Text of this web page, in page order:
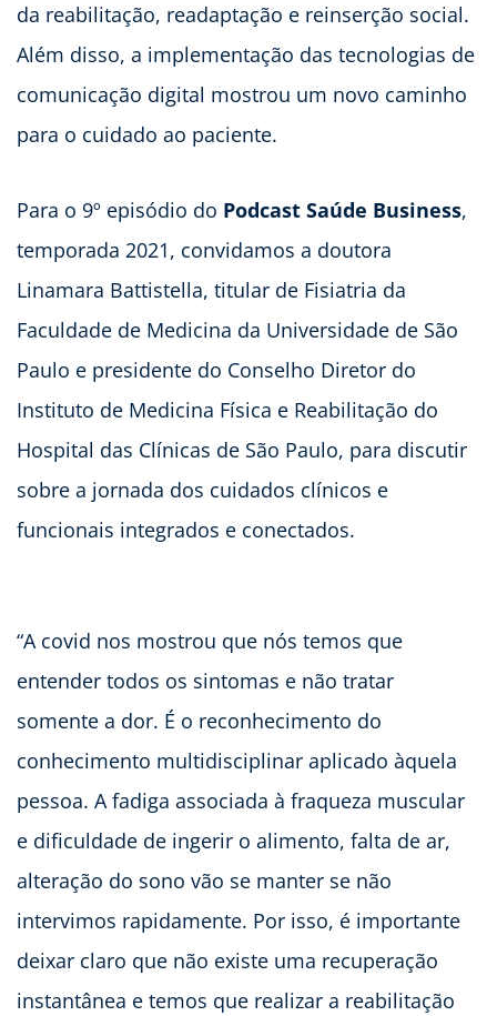
da reabilitação, readaptação e reinserção social.
Além disso, a implementação das tecnologias de
comunicação digital mostrou um novo caminho
para o cuidado ao paciente.
Para o 9º episódio do Podcast Saúde Business,
temporada 2021, convidamos a doutora
Linamara Battistella, titular de Fisiatria da
Faculdade de Medicina da Universidade de São
Paulo e presidente do Conselho Diretor do
Instituto de Medicina Física e Reabilitação do
Hospital das Clínicas de São Paulo, para discutir
sobre a jornada dos cuidados clínicos e
funcionais integrados e conectados.
“A covid nos mostrou que nós temos que
entender todos os sintomas e não tratar
somente a dor. É o reconhecimento do
conhecimento multidisciplinar aplicado àquela
pessoa. A fadiga associada à fraqueza muscular
e dificuldade de ingerir o alimento, falta de ar,
alteração do sono vão se manter se não
intervimos rapidamente. Por isso, é importante
deixar claro que não existe uma recuperação
instantânea e temos que realizar a reabilitação